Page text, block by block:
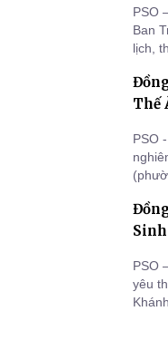
PSO
Ban
lịch,
Thế
PSO
PSO
yêu